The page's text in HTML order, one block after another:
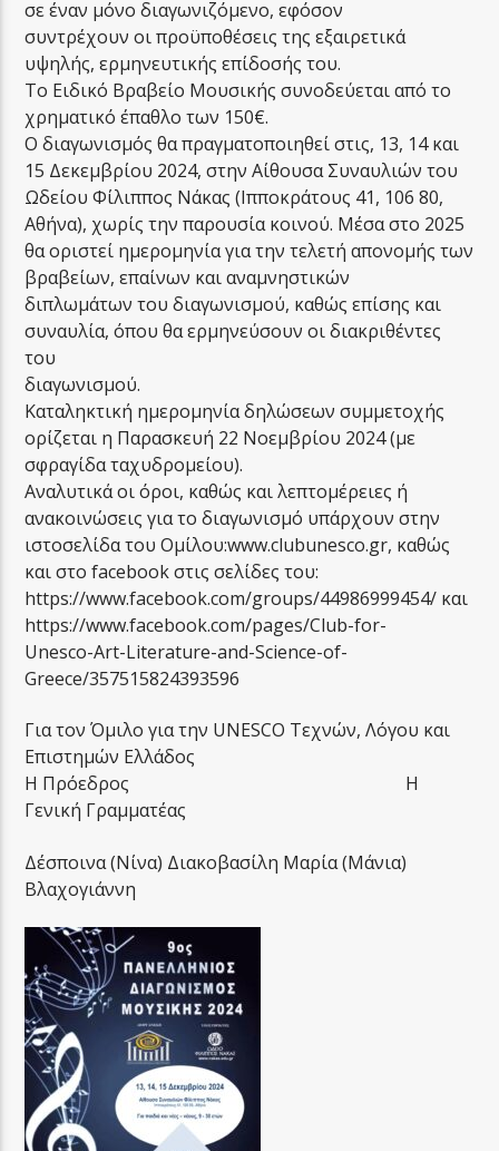
σε έναν μόνο διαγωνιζόμενο, εφόσον
συντρέχουν οι προϋποθέσεις της εξαιρετικά
υψηλής, ερμηνευτικής επίδοσής του.
Το Ειδικό Βραβείο Μουσικής συνοδεύεται από το
χρηματικό έπαθλο των 150€.
Ο διαγωνισμός θα πραγματοποιηθεί στις, 13, 14 και
15 Δεκεμβρίου 2024, στην Αίθουσα Συναυλιών του
Ωδείου Φίλιππος Νάκας (Ιπποκράτους 41, 106 80,
Αθήνα), χωρίς την παρουσία κοινού. Μέσα στο 2025
θα οριστεί ημερομηνία για την τελετή απονομής των
βραβείων, επαίνων και αναμνηστικών
διπλωμάτων του διαγωνισμού, καθώς επίσης και
συναυλία, όπου θα ερμηνεύσουν οι διακριθέντες
του
διαγωνισμού.
Καταληκτική ημερομηνία δηλώσεων συμμετοχής
ορίζεται η Παρασκευή 22 Νοεμβρίου 2024 (με
σφραγίδα ταχυδρομείου).
Αναλυτικά οι όροι, καθώς και λεπτομέρειες ή
ανακοινώσεις για το διαγωνισμό υπάρχουν στην
ιστοσελίδα του Ομίλου:www.clubunesco.gr, καθώς
και στο facebook στις σελίδες του:
https://www.facebook.com/groups/44986999454/ και
https://www.facebook.com/pages/Club-for-
Unesco-Art-Literature-and-Science-of-
Greece/357515824393596
Για τον Όμιλο για την UNESCO Τεχνών, Λόγου και
Επιστημών Ελλάδος
Η Πρόεδρος Η
Γενική Γραμματέας
Δέσποινα (Νίνα) Διακοβασίλη Μαρία (Μάνια)
Βλαχογιάννη